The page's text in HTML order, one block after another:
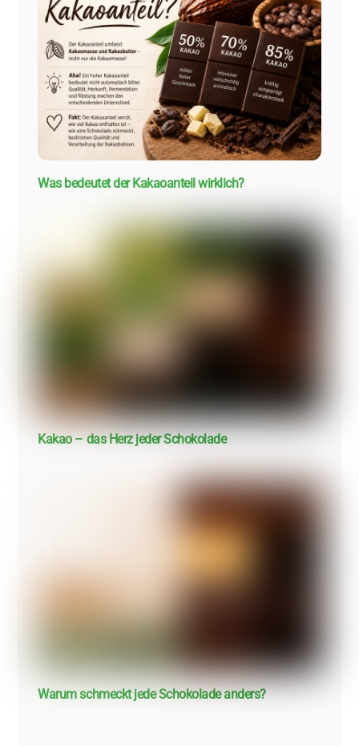
Was bedeutet der Kakaoanteil wirklich?
Kakao – das Herz jeder Schokolade
Warum schmeckt jede Schokolade anders?